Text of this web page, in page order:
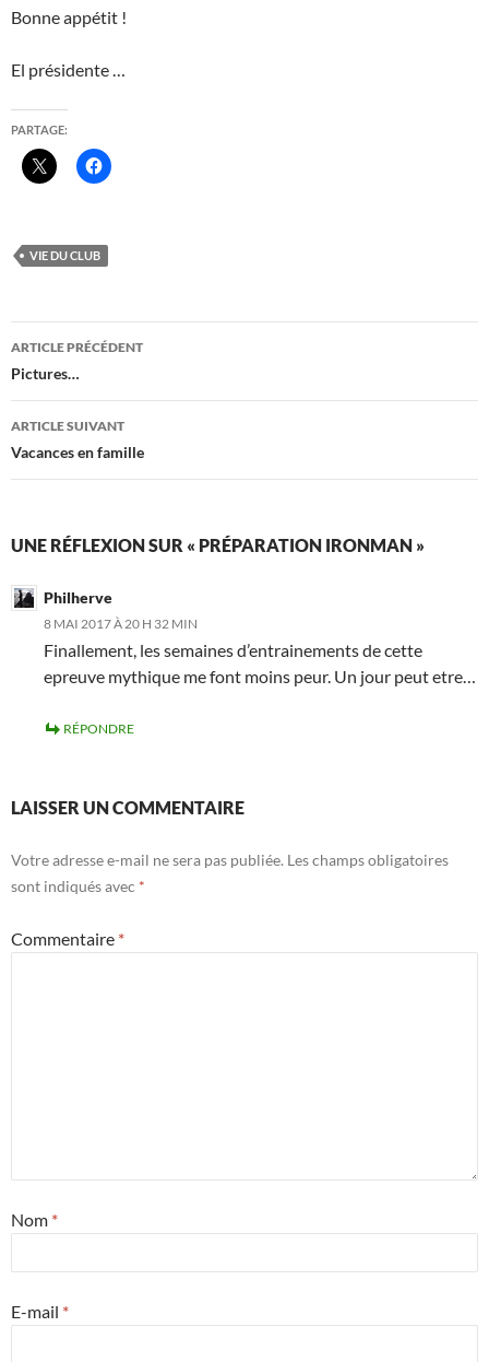
Bonne appétit !
El présidente …
PARTAGE:
VIE DU CLUB
Navigation
des
articles
ARTICLE PRÉCÉDENT
Pictures…
ARTICLE SUIVANT
Vacances en famille
UNE RÉFLEXION SUR « PRÉPARATION IRONMAN »
Philherve
8 MAI 2017 À 20 H 32 MIN
Finallement, les semaines d’entrainements de cette
epreuve mythique me font moins peur. Un jour peut etre…
RÉPONDRE
LAISSER UN COMMENTAIRE
Votre adresse e-mail ne sera pas publiée. Les champs obligatoires
sont indiqués avec *
Commentaire *
Nom *
E-mail *